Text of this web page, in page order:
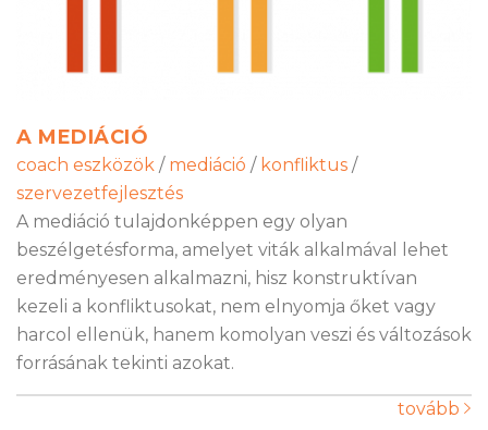
A MEDIÁCIÓ
coach eszközök / mediáció / konfliktus /
szervezetfejlesztés
A mediáció tulajdonképpen egy olyan
beszélgetésforma, amelyet viták alkalmával lehet
eredményesen alkalmazni, hisz konstruktívan
kezeli a konfliktusokat, nem elnyomja őket vagy
harcol ellenük, hanem komolyan veszi és változások
forrásának tekinti azokat.
tovább